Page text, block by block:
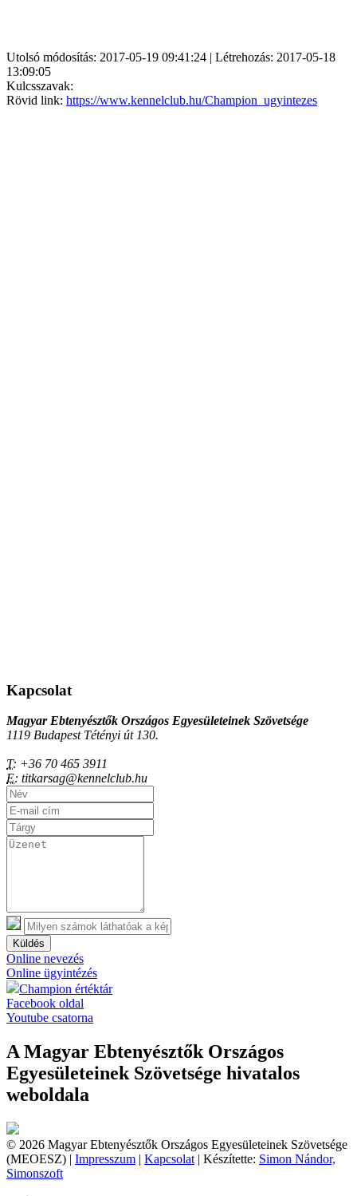
Utolsó módosítás: 2017-05-19 09:41:24 | Létrehozás: 2017-05-18
13:09:05
Kulcsszavak:
Rövid link: https://www.kennelclub.hu/Champion_ugyintezes
Kapcsolat
Magyar Ebtenyésztők Országos Egyesületeinek Szövetsége
1119 Budapest Tétényi út 130.
T: +36 70 465 3911
E: titkarsag@kennelclub.hu
Küldés
Online nevezés
Online ügyintézés
Champion értéktár
Facebook oldal
Youtube csatorna
A Magyar Ebtenyésztők Országos
Egyesületeinek Szövetsége hivatalos
weboldala
© 2026 Magyar Ebtenyésztők Országos Egyesületeinek Szövetsége
(MEOESZ) | Impresszum | Kapcsolat | Készítette: Simon Nándor,
Simonszoft